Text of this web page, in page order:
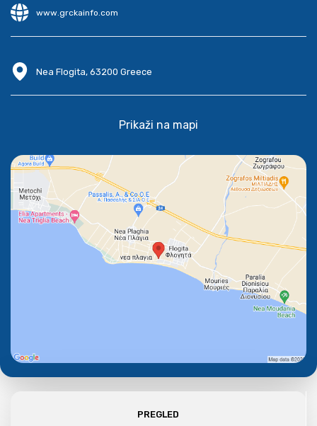
www.grckainfo.com
Nea Flogita, 63200 Greece
Prikaži na mapi
PREGLED